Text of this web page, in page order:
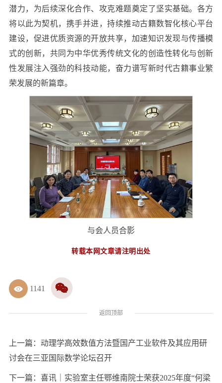
1141
潜力，为后续深化合作、攻克难题奠定了坚实基础。各方
将以此为契机，携手并进，持续推动古籍数智化核心平台
建设，促进优质资源的开放共享，加速知识发现与传播模
式的创新，共同为中华优秀传统文化的创造性转化与创新
性发展注入强劲的科技动能，奋力谱写新时代古籍事业繁
荣发展的新篇章。
与会人员合影
转载本网文章请注明出处
返回顶部
上一篇： 动理学高效数值方法暨国产工业软件及其应用研
讨会在三亚国际数学论坛召开
下一篇： 喜讯｜实验室主任鄂维南院士荣获2025年度“何梁